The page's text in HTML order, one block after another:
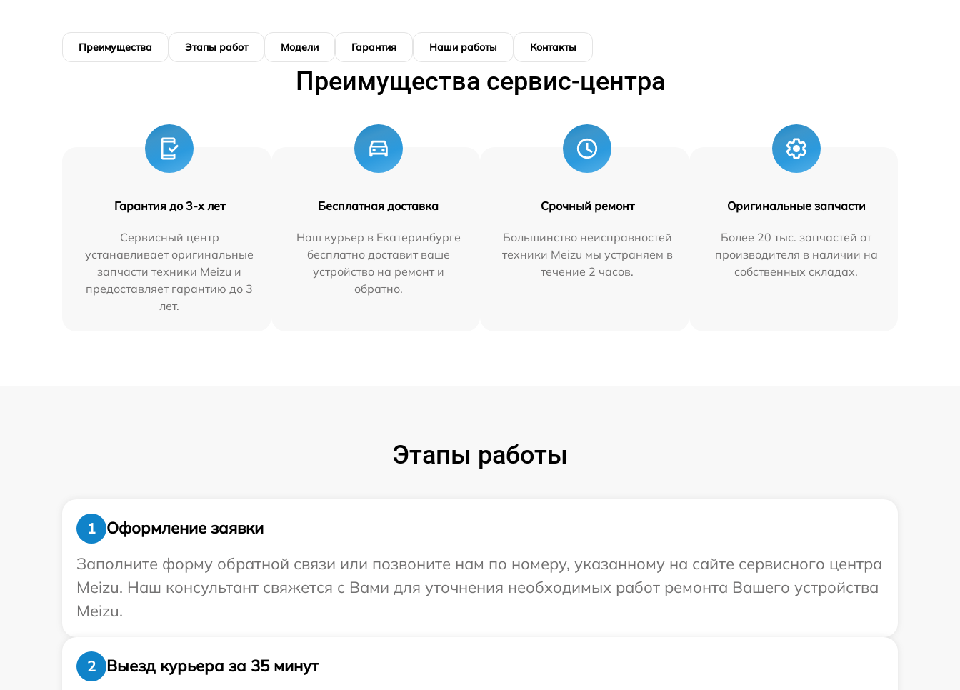
Преимущества Этапы работ Модели Гарантия Наши работы Контакты
Преимущества сервис-центра
Гарантия до 3-х лет
Сервисный центр
устанавливает оригинальные
запчасти техники Meizu и
предоставляет гарантию до 3
лет.
Бесплатная доставка
Наш курьер в Екатеринбурге
бесплатно доставит ваше
устройство на ремонт и
обратно.
Срочный ремонт
Большинство неисправностей
техники Meizu мы устраняем в
течение 2 часов.
Оригинальные запчасти
Более 20 тыс. запчастей от
производителя в наличии на
собственных складах.
Этапы работы
1
Оформление заявки
Заполните форму обратной связи или позвоните нам по номеру, указанному на сайте сервисного центра
Meizu. Наш консультант свяжется с Вами для уточнения необходимых работ ремонта Вашего устройства
Meizu.
2
Выезд курьера за 35 минут